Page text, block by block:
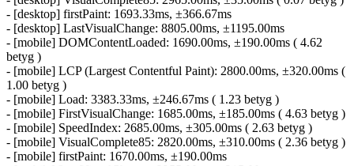
- [desktop] firstPaint: 1693.33ms, ±366.67ms
- [desktop] LastVisualChange: 8805.00ms, ±1195.00ms
- [mobile] DOMContentLoaded: 1690.00ms, ±190.00ms ( 4.62
betyg )
- [mobile] LCP (Largest Contentful Paint): 2800.00ms, ±320.00ms (
1.00 betyg )
- [mobile] Load: 3383.33ms, ±246.67ms ( 1.23 betyg )
- [mobile] FirstVisualChange: 1685.00ms, ±185.00ms ( 4.63 betyg )
- [mobile] SpeedIndex: 2685.00ms, ±305.00ms ( 2.63 betyg )
- [mobile] VisualComplete85: 2820.00ms, ±310.00ms ( 2.36 betyg )
- [mobile] firstPaint: 1670.00ms, ±190.00ms